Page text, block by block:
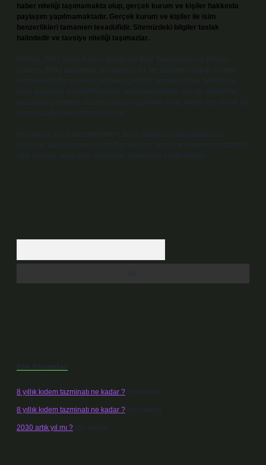
haber niteliği taşımamakta olup, gerçek kurum ve kişiler hakkında
paylaşım yapılmamaktadır. Gerçek kurum ve kişiler ile isim
benzerlikleri tamamen tesadüfidir. Sitemizdeki bilgiler taslak
halindedir ve tavsiye niteliği taşımazlar.
Sitemiz, 5651 Sayılı Kanun gereğince Bilgi Teknolojileri ve İletişim
Kurumu (BTK) tarafından onaylanmış bir Yer Sağlayıcı olarak hizmet
vermektedir. Bu nedenle, sitedeki içerikleri proaktif olarak denetleme
veya araştırma yükümlülüğümüz bulunmamaktadır. Ancak, üyelerimiz
yazdıkları içeriklerin sorumluluğunu taşımakta olup, siteye üye olarak bu
sorumluluğu kabul etmiş sayılırlar.
Hukuka ve yasal düzenlemelere aykırı olduğunu düşündüğünüz
içerikleri,
backlinkpanelicomtr@gmail.com adresine bildirmeniz halinde,
ilgili içerikler yasal süre içerisinde sitemizden kaldırılacaktır.
Son Yorumlar
8 yıllık kıdem tazminatı ne kadar ? için admin
8 yıllık kıdem tazminatı ne kadar ? için Nazan
2030 artık yıl mı ? için admin